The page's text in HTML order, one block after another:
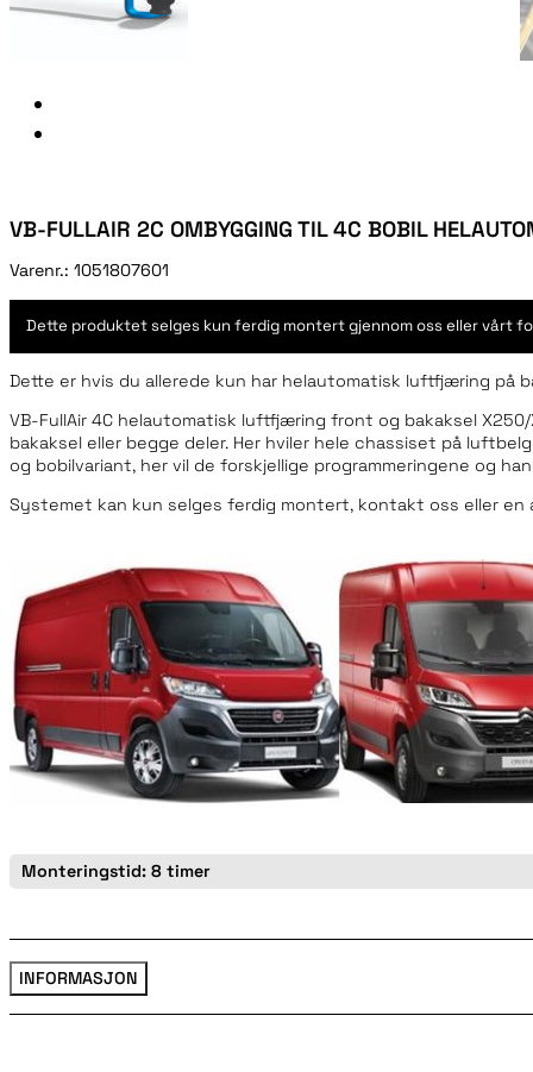
VB-FULLAIR 2C OMBYGGING TIL 4C BOBIL
Varenr.: 1051807601
Dette produktet selges kun ferdig montert gjennom oss eller vårt
Dette er hvis du allerede kun har helautomatisk luftfjæring på
VB-FullAir 4C helautomatisk luftfjæring front og bakaksel
bakaksel eller begge deler. Her hviler hele chassiset på
og bobilvariant, her vil de forskjellige programmeringene og
Systemet kan kun selges ferdig montert, kontakt oss eller en
Monteringstid: 8 timer
INFORMASJON